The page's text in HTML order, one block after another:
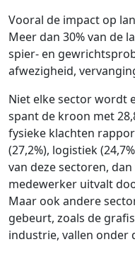
Vooral de impact op
Meer dan 30% van de
spier- en
afwezigheid,
Niet elke sector wordt
spant de kroon met
fysieke klachten
(27,2%), logistiek
van deze sectoren,
medewerker uitvalt
Maar ook andere
gebeurt, zoals de
industrie, vallen onder